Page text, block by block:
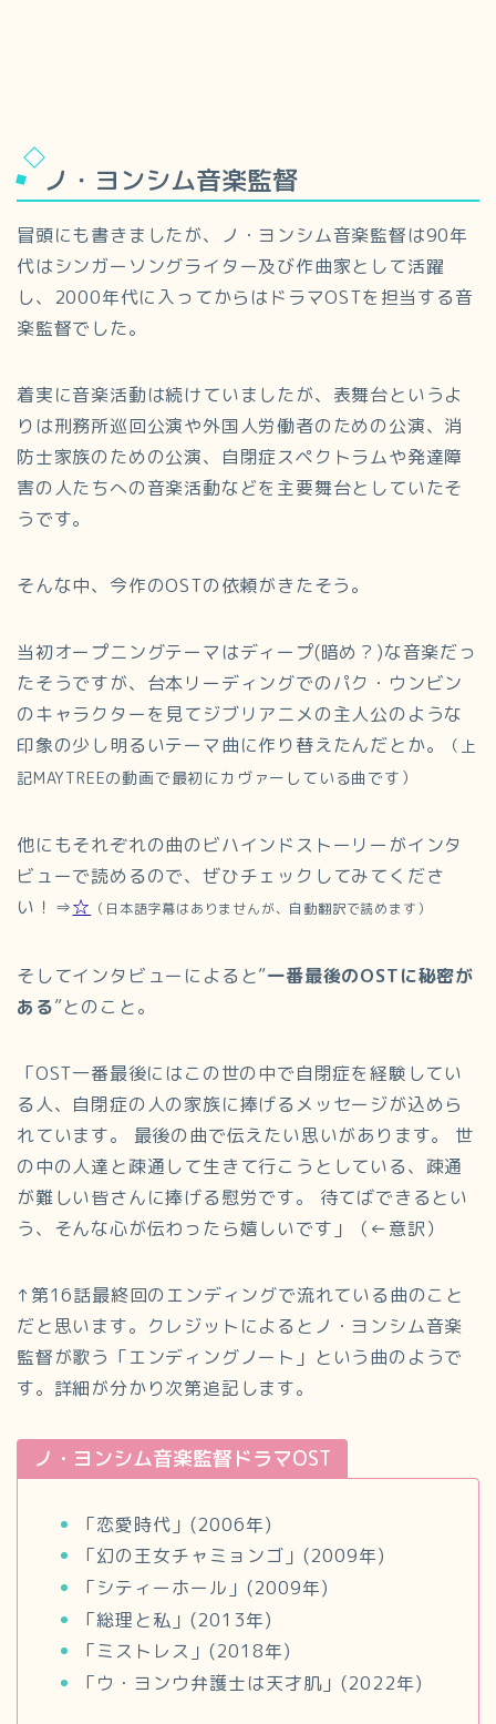
ノ・ヨンシム音楽監督
冒頭にも書きましたが、ノ・ヨンシム音楽監督は90年
代はシンガーソングライター及び作曲家として活躍
し、2000年代に入ってからはドラマOSTを担当する音
楽監督でした。
着実に音楽活動は続けていましたが、表舞台というよ
りは刑務所巡回公演や外国人労働者のための公演、消
防士家族のための公演、自閉症スペクトラムや発達障
害の人たちへの音楽活動などを主要舞台としていたそ
うです。
そんな中、今作のOSTの依頼がきたそう。
当初オープニングテーマはディープ(暗め？)な音楽だっ
たそうですが、台本リーディングでのパク・ウンビン
のキャラクターを見てジブリアニメの主人公のような
印象の少し明るいテーマ曲に作り替えたんだとか。
（上
記MAYTREEの動画で最初にカヴァーしている曲です）
他にもそれぞれの曲のビハインドストーリーがインタ
ビューで読めるので、ぜひチェックしてみてくださ
い！⇒☆ （日本語字幕はありませんが、自動翻訳で読めます）
そしてインタビューによると”一番最後のOSTに秘密が
ある”とのこと。
「OST一番最後にはこの世の中で自閉症を経験してい
る人、自閉症の人の家族に捧げるメッセージが込めら
れています。 最後の曲で伝えたい思いがあります。 世
の中の人達と疎通して生きて行こうとしている、疎通
が難しい皆さんに捧げる慰労です。 待てばできるとい
う、そんな心が伝わったら嬉しいです」（←意訳）
↑第16話最終回のエンディングで流れている曲のこと
だと思います。クレジットによるとノ・ヨンシム音楽
監督が歌う「エンディングノート」という曲のようで
す。詳細が分かり次第追記します。
ノ・ヨンシム音楽監督ドラマOST
「恋愛時代」(2006年)
「幻の王女チャミョンゴ」(2009年)
「シティーホール」(2009年)
「総理と私」(2013年)
「ミストレス」(2018年)
「ウ・ヨンウ弁護士は天才肌」(2022年)